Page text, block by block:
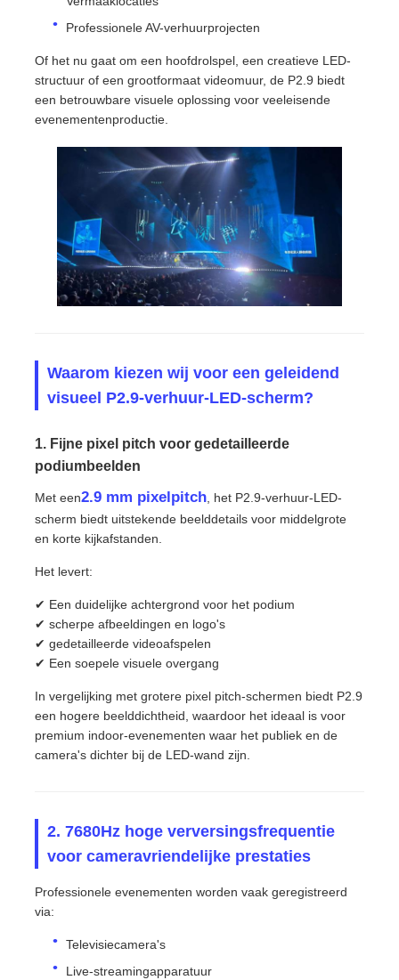
Buiten LED-displaybord
Buiten geleid reclamebord
Professionele AV-verhuurprojecten
Of het nu gaat om een hoofdrolspel, een creatieve LED-
structuur of een grootformaat videomuur, de P2.9 biedt
een betrouwbare visuele oplossing voor veeleisende
evenementenproductie.
Waarom kiezen wij voor een geleidend
visueel P2.9-verhuur-LED-scherm?
1. Fijne pixel pitch voor gedetailleerde
podiumbeelden
Met een2.9 mm pixelpitch, het P2.9-verhuur-LED-
scherm biedt uitstekende beelddetails voor middelgrote
en korte kijkafstanden.
Het levert:
✔ Een duidelijke achtergrond voor het podium
✔ scherpe afbeeldingen en logo's
✔ gedetailleerde videoafspelen
✔ Een soepele visuele overgang
In vergelijking met grotere pixel pitch-schermen biedt P2.9
een hogere beelddichtheid, waardoor het ideaal is voor
premium indoor-evenementen waar het publiek en de
camera's dichter bij de LED-wand zijn.
2. 7680Hz hoge verversingsfrequentie
voor cameravriendelijke prestaties
Professionele evenementen worden vaak geregistreerd
via:
Televisiecamera's
Live-streamingapparatuur